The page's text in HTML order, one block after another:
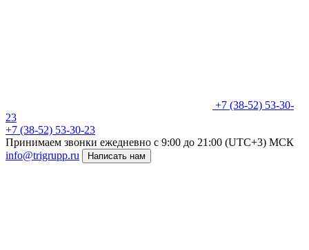
+7 (38-52) 53-30-
23
+7 (38-52) 53-30-23
Принимаем звонки ежедневно c 9:00 до 21:00 (UTC+3) МСК
info@trigrupp.ru
Написать нам